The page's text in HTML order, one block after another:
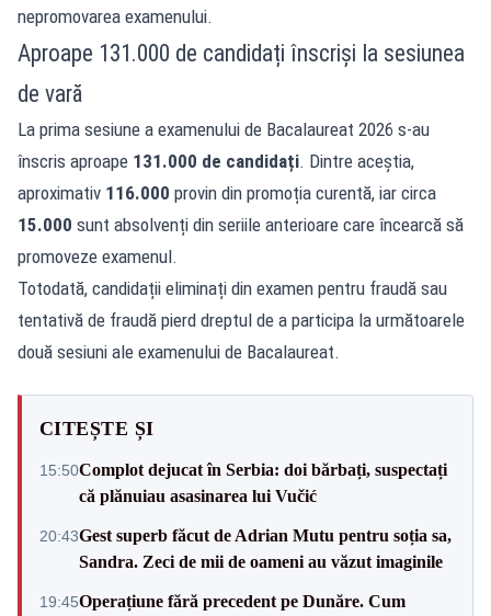
nepromovarea examenului.
Aproape 131.000 de candidați înscriși la sesiunea
de vară
La prima sesiune a examenului de Bacalaureat 2026 s-au
înscris aproape 131.000 de candidați. Dintre aceștia,
aproximativ 116.000 provin din promoția curentă, iar circa
15.000 sunt absolvenți din seriile anterioare care încearcă să
promoveze examenul.
Totodată, candidații eliminați din examen pentru fraudă sau
tentativă de fraudă pierd dreptul de a participa la următoarele
două sesiuni ale examenului de Bacalaureat.
CITEȘTE ȘI
15:50Complot dejucat în Serbia: doi bărbați, suspectați
că plănuiau asasinarea lui Vučić
20:43Gest superb făcut de Adrian Mutu pentru soția sa,
Sandra. Zeci de mii de oameni au văzut imaginile
19:45Operațiune fără precedent pe Dunăre. Cum